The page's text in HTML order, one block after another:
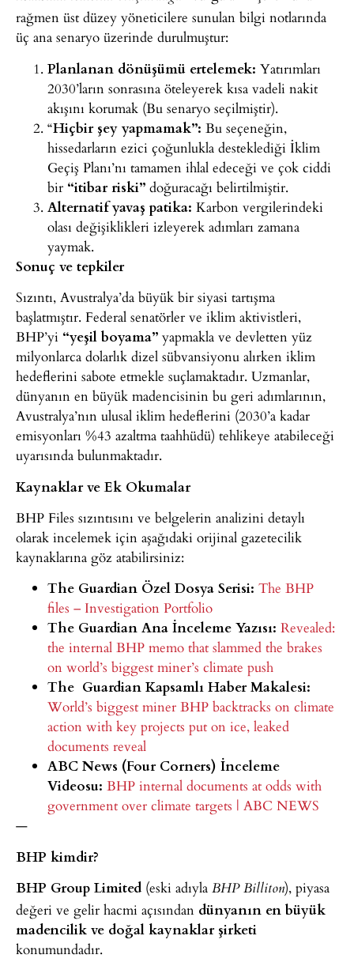
rağmen üst düzey yöneticilere sunulan bilgi notlarında
üç ana senaryo üzerinde durulmuştur:
Planlanan dönüşümü ertelemek: Yatırımları
2030’ların sonrasına öteleyerek kısa vadeli nakit
akışını korumak (Bu senaryo seçilmiştir).
“Hiçbir şey yapmamak”: Bu seçeneğin,
hissedarların ezici çoğunlukla desteklediği İklim
Geçiş Planı’nı tamamen ihlal edeceği ve çok ciddi
bir “itibar riski” doğuracağı belirtilmiştir.
Alternatifyavaş patika: Karbon vergilerindeki
olası değişiklikleri izleyerek adımları zamana
yaymak.
Sonuç ve tepkiler
Sızıntı, Avustralya’da büyük bir siyasi tartışma
başlatmıştır. Federal senatörler ve iklim aktivistleri,
BHP’yi “yeşil boyama” yapmakla ve devletten yüz
milyonlarca dolarlık dizel sübvansiyonu alırken iklim
hedeflerini sabote etmekle suçlamaktadır. Uzmanlar,
dünyanın en büyük madencisinin bu geri adımlarının,
Avustralya’nın ulusal iklim hedeflerini (2030’a kadar
emisyonları %43 azaltma taahhüdü) tehlikeye atabileceği
uyarısında bulunmaktadır.
Kaynaklar ve Ek Okumalar
BHP Files sızıntısını ve belgelerin analizini detaylı
olarak incelemek için aşağıdaki orijinal gazetecilik
kaynaklarına göz atabilirsiniz:
The Guardian Özel Dosya Serisi: The BHP
files – Investigation Portfolio
The Guardian Ana İnceleme Yazısı: Revealed:
the internal BHP memo that slammed the brakes
on world’s biggest miner’s climate push
The Guardian Kapsamlı Haber Makalesi:
World’s biggest miner BHP backtracks on climate
action with key projects put on ice, leaked
documents reveal
ABC News (Four Corners) İnceleme
Videosu: BHP internal documents at odds with
government over climate targets | ABC NEWS
—
BHP kimdir?
BHP Group Limited (eski adıyla BHP Billiton), piyasa
değeri ve gelir hacmi açısından dünyanın en büyük
madencilik ve doğal kaynaklar şirketi
konumundadır.